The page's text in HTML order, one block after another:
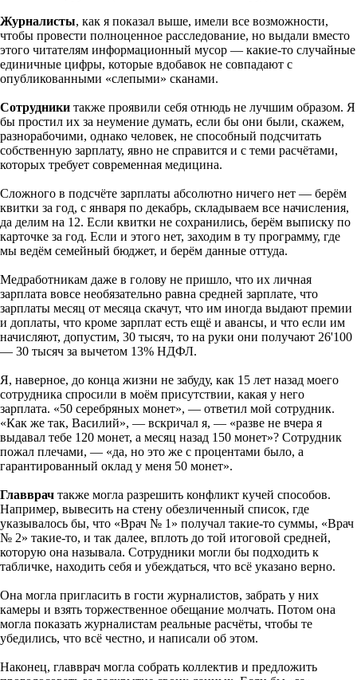
Журналисты, как я показал выше, имели все возможности,
чтобы провести полноценное расследование, но выдали вместо
этого читателям информационный мусор — какие-то случайные
единичные цифры, которые вдобавок не совпадают с
опубликованными «слепыми» сканами.
Сотрудники также проявили себя отнюдь не лучшим образом. Я
бы простил их за неумение думать, если бы они были, скажем,
разнорабочими, однако человек, не способный подсчитать
собственную зарплату, явно не справится и с теми расчётами,
которых требует современная медицина.
Сложного в подсчёте зарплаты абсолютно ничего нет — берём
квитки за год, с января по декабрь, складываем все начисления,
да делим на 12. Если квитки не сохранились, берём выписку по
карточке за год. Если и этого нет, заходим в ту программу, где
мы ведём семейный бюджет, и берём данные оттуда.
Медработникам даже в голову не пришло, что их личная
зарплата вовсе необязательно равна средней зарплате, что
зарплаты месяц от месяца скачут, что им иногда выдают премии
и доплаты, что кроме зарплат есть ещё и авансы, и что если им
начисляют, допустим, 30 тысяч, то на руки они получают 26'100
— 30 тысяч за вычетом 13% НДФЛ.
Я, наверное, до конца жизни не забуду, как 15 лет назад моего
сотрудника спросили в моём присутствии, какая у него
зарплата. «50 серебряных монет», — ответил мой сотрудник.
«Как же так, Василий», — вскричал я, — «разве не вчера я
выдавал тебе 120 монет, а месяц назад 150 монет»? Сотрудник
пожал плечами, — «да, но это же с процентами было, а
гарантированный оклад у меня 50 монет».
Главврач также могла разрешить конфликт кучей способов.
Например, вывесить на стену обезличенный список, где
указывалось бы, что «Врач № 1» получал такие-то суммы, «Врач
№ 2» такие-то, и так далее, вплоть до той итоговой средней,
которую она называла. Сотрудники могли бы подходить к
табличке, находить себя и убеждаться, что всё указано верно.
Она могла пригласить в гости журналистов, забрать у них
камеры и взять торжественное обещание молчать. Потом она
могла показать журналистам реальные расчёты, чтобы те
убедились, что всё честно, и написали об этом.
Наконец, главврач могла собрать коллектив и предложить